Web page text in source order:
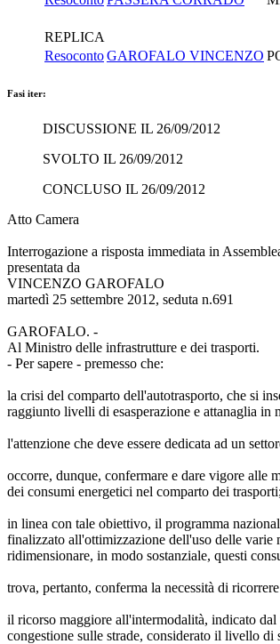
REPLICA
ResocontoGAROFALO VINCENZO
Fasi iter:
DISCUSSIONE IL 26/09/2012
SVOLTO IL 26/09/2012
CONCLUSO IL 26/09/2012
Atto Camera
Interrogazione a risposta immediata in
presentata da
VINCENZO GAROFALO
martedì 25 settembre 2012, seduta n.691
GAROFALO. -
Al Ministro delle infrastrutture e dei trasporti.
- Per sapere - premesso che:
la crisi del comparto dell'autotrasporto, che si
raggiunto livelli di esasperazione e attanaglia in
l'attenzione che deve essere dedicata ad un
occorre, dunque, confermare e dare vigore alle
dei consumi energetici nel comparto dei trasporti;
in linea con tale obiettivo, il programma
finalizzato all'ottimizzazione dell'uso delle varie
ridimensionare, in modo sostanziale, questi
trova, pertanto, conferma la necessità di
il ricorso maggiore all'intermodalità, indicato
congestione sulle strade, considerato il livello